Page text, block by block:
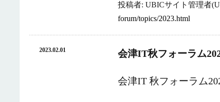
投稿者: UBICサイト管理者
forum/topics/2023.html
2023.02.01 会津IT秋フォーラム
会津IT 秋フォーラム